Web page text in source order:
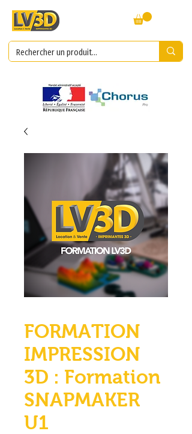
FORMATION
IMPRESSION
3D : Formation
SNAPMAKER
U1